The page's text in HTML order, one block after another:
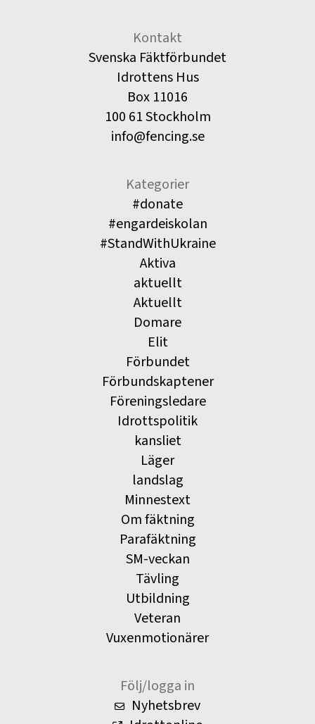
Kontakt
Svenska Fäktförbundet
Idrottens Hus
Box 11016
100 61 Stockholm
info@fencing.se
Kategorier
#donate
#engardeiskolan
#StandWithUkraine
Aktiva
aktuellt
Aktuellt
Domare
Elit
Förbundet
Förbundskaptener
Föreningsledare
Idrottspolitik
kansliet
Läger
landslag
Minnestext
Om fäktning
Parafäktning
SM-veckan
Tävling
Utbildning
Veteran
Vuxenmotionärer
Följ/logga in
Nyhetsbrev